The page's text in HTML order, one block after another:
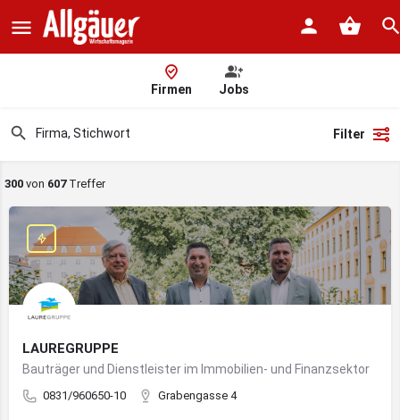
Firmen Jobs
Filter
300 von 607Treffer
LAUREGRUPPE
Bauträger und Dienstleister im Immobilien- und Finanzsektor
0831/960650-10 Grabengasse 4